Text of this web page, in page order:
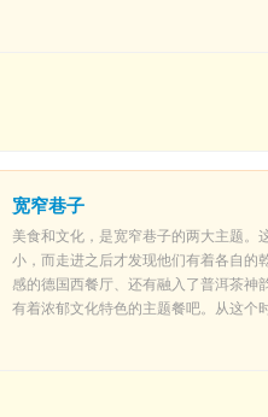
宽窄巷子
美食和文化，是宽窄巷子的两大主题。
小，而走进之后才发现他们有着各自的
感的德国西餐厅、还有融入了普洱茶
有着浓郁文化特色的主题餐吧。从这个